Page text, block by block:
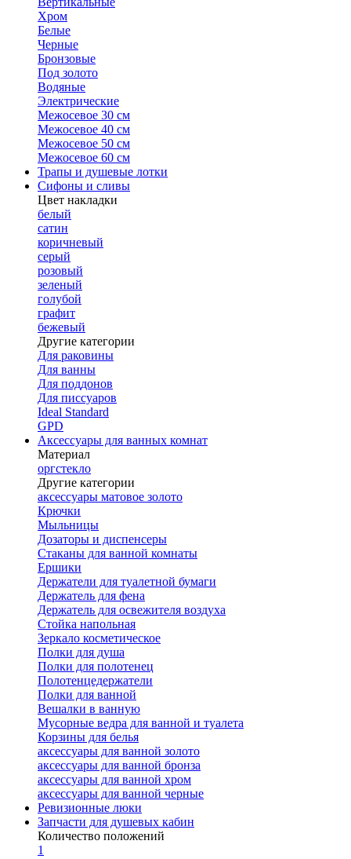
Хром
Белые
Черные
Бронзовые
Под золото
Водяные
Электрические
Межосевое 30 см
Межосевое 40 см
Межосевое 50 см
Межосевое 60 см
Трапы и душевые лотки
Сифоны и сливы
Цвет накладки
белый
сатин
коричневый
серый
розовый
зеленый
голубой
графит
бежевый
Другие категории
Для раковины
Для ванны
Для поддонов
Для писсуаров
Ideal Standard
GPD
Аксессуары для ванных комнат
Материал
оргстекло
Другие категории
аксессуары матовое золото
Крючки
Мыльницы
Дозаторы и диспенсеры
Стаканы для ванной комнаты
Ершики
Держатели для туалетной бумаги
Держатель для фена
Держатель для освежителя воздуха
Стойка напольная
Зеркало косметическое
Полки для душа
Полки для полотенец
Полотенцедержатели
Полки для ванной
Вешалки в ванную
Мусорные ведра для ванной и туалета
Корзины для белья
аксессуары для ванной золото
аксессуары для ванной бронза
аксессуары для ванной хром
аксессуары для ванной черные
Ревизионные люки
Запчасти для душевых кабин
Количество положений
1